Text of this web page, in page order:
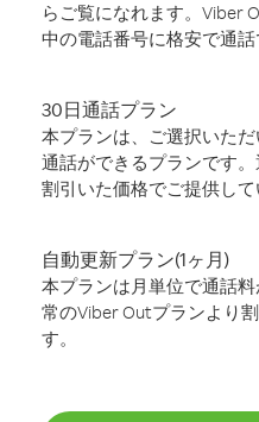
らご覧になれます。Viber
中の電話番号に格安で通話
30日通話プラン
本プランは、ご選択いた
通話ができるプランです
割引いた価格でご提供して
自動更新プラン(1ヶ月)
本プランは月単位で通話
常のViber Outプランより
す。